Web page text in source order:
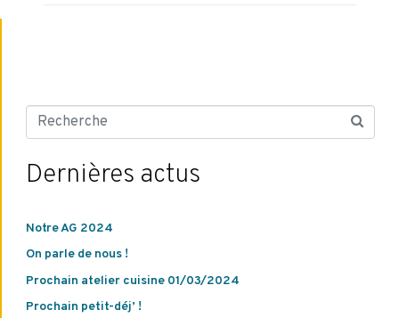
Dernières actus
Notre AG 2024
On parle de nous !
Prochain atelier cuisine 01/03/2024
Prochain petit-déj’ !